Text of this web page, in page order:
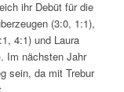
ihr Debüt für die
(3:0, 1:1),
4:1) und Laura
Im nächsten Jahr
sein, da mit Trebur